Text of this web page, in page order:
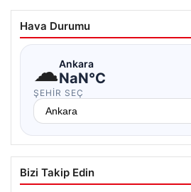
Hava Durumu
☁Ankara
NaN°C
ŞEHIR SEÇ
Bizi Takip Edin